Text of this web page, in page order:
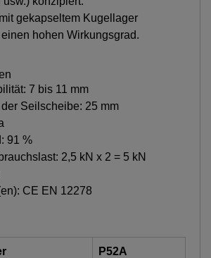
gekapseltem Kugellager
hohen Wirkungsgrad.
7 bis 11 mm
Seilscheibe: 25 mm
91 %
2,5 kN x 2 = 5 kN
CE EN 12278
P52A